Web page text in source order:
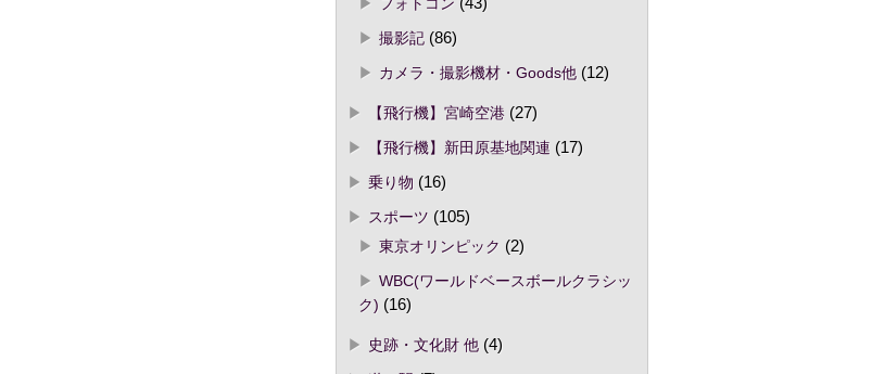
撮影記(86)
カメラ・撮影機材・Goods他(12)
【飛行機】宮崎空港(27)
【飛行機】新田原基地関連 (17)
乗り物 (16)
スポーツ (105)
東京オリンピック (2)
WBC(ワールドベースボールクラシッ
ク) (16)
史跡・文化財 他(4)